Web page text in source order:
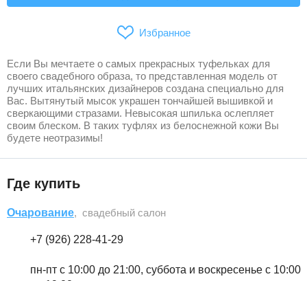
Избранное
Если Вы мечтаете о самых прекрасных туфельках для
своего свадебного образа, то представленная модель от
лучших итальянских дизайнеров создана специально для
Вас. Вытянутый мысок украшен тончайшей вышивкой и
сверкающими стразами. Невысокая шпилька ослепляет
своим блеском. В таких туфлях из белоснежной кожи Вы
будете неотразимы!
Где купить
Очарование, свадебный салон
+7 (926) 228-41-29
пн-пт с 10:00 до 21:00, суббота и воскресенье с 10:00